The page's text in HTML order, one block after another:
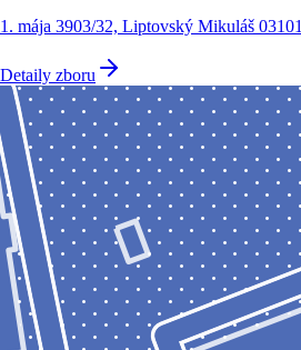
1. mája 3903/32, Liptovský Mikuláš 03101
Detaily zboru